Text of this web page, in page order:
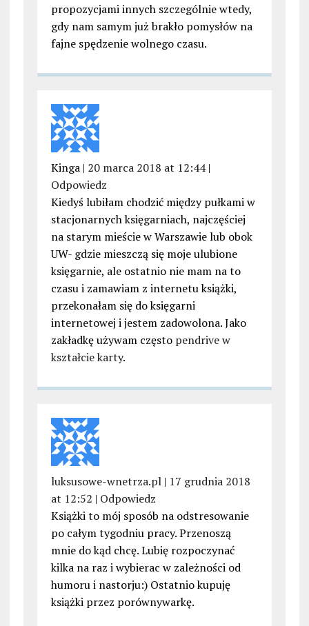
propozycjami innych szczególnie wtedy,
gdy nam samym już brakło pomysłów na
fajne spędzenie wolnego czasu.
Kinga | 20 marca 2018 at 12:44|
Odpowiedz
Kiedyś lubiłam chodzić między pułkami w
stacjonarnych księgarniach, najczęściej
na starym mieście w Warszawie lub obok
UW- gdzie mieszczą się moje ulubione
księgarnie, ale ostatnio nie mam na to
czasu i zamawiam z internetu książki,
przekonałam się do księgarni
internetowej i jestem zadowolona. Jako
zakładkę używam często pendrive w
kształcie karty.
luksusowe-wnetrza.pl| 17 grudnia 2018
at 12:52 | Odpowiedz
Książki to mój sposób na odstresowanie
po całym tygodniu pracy. Przenoszą
mnie do kąd chcę. Lubię rozpoczynać
kilka na raz i wybierac w zależności od
humoru i nastorju:) Ostatnio kupuję
książki przez porównywarkę.